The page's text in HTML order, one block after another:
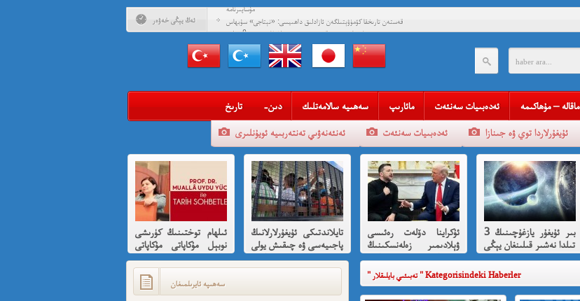
ئەڭ يېڭى خەۋەر
مۇساپىرنامە
قەستەن تارىخقا كۆمۈۋېتىلگەن ئازادلىق داھىيسى: «نېتاجى» سۇبھاس
چاندرا بوس ۋە قىسسىدىن ئۇيغۇرلارغا ھىسسە 8-بۆلۈم
قەستەن تارىخقا كۆمۈۋېتىلگەن ئازادلىق داھىيسى: «نېتاجى» سۇبھاس
چاندرا بوس ۋە قىسسىدىن ئۇيغۇرلارغا ھىسسە (01)
قەلبىدە ئازادلىق ئوتى ئۆچمىگەن قېرىنداشلىرىمغا خوش خەۋەر
قېنى مەن ئارزۇ قىلغان تەشكىلاتلىرىمىز؟
مەھمەت ئىمىن: نىشاندىن قايغان نەفرەت
مەمەت ئىمىن : ئادالەتسىزلىك ئازابى كىشىلەرنى ئادالەتلىك قىلامدۇ؟
ئۇيغۇر ئانىلار تورى ۋە دىلدار ئەزىز
مۇئەللىم- چىقىش يولىمىز بارمۇ
شۆھرەت ھوشۇر- خەيىر خوش، ئەركىن ئاسىيا رادىيوسى
ماقالە – مۇھاكىمە ئەدەبىيات سەنئەت مائارىپ سەھىيە سالامەتلىك -دىن تارىخ
ئۇيغۇرلاردا توي ۋە جىنازا ئەدەبىيات سەنئەت ئەنئەنەۋىي تەنتەربىيە ئويۇنلىرى
بىر ئۇيغۇر يازغۇچىنىڭ 3
تىلدا نەشىر قىلىنغان يېڭى
كىتابى
ئۇكراينا دۆلەت رەئىسى
ۋېلادىمىر زەلەنسكىنىڭ
ئاقسارايدا تىرامپ
تەرىپىدىن ئازارلىنىشى ۋە
رۇس ئىشخالىنىڭ تۈپ
سەۋەبى نىمە؟
تايلاندتىكى ئۇيغۇرلارلانىڭ
پاجىيەسى ۋە چىقىش يولى
ھەققىدە قىسقىچە ئانىلىز
ئىلھام توختىنىڭ كۈرىشى
نوبېل مۇكاپاتى مۇكاپاتى
بىلەن شەرەپلەندۈرۈشكە
لايىقتۇر
" تەبىئىي بايلىقلار " Kategorisindeki Haberler
سەھىپە ئايرىلمىغان